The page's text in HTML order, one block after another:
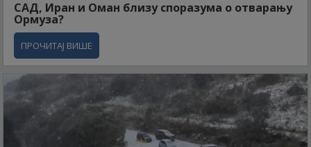
САД, Иран и Оман близу споразума о отварању
Ормуза?
ПРОЧИТАЈ ВИШЕ